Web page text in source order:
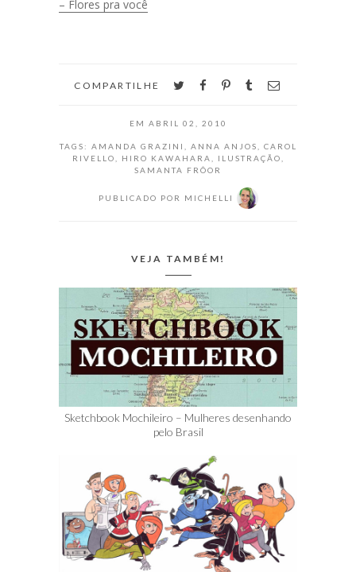
Hoje ela é
de desenho. O
– Flores pra você
COMPARTILHE twitterfacebookpinterest
tumblr
EM ABRIL 02, 2010
TAGS: AMANDA GRAZINI ANNA ANJOS
CAROL
RIVELLO
HIRO KAWAHARA ILUSTRAÇÃO
SAMANTA FRÔOR
PUBLICADO POR MICHELLI
VEJA TAMBÉM!
Sketchbook Mochileiro – Mulheres desenhando
pelo Brasil